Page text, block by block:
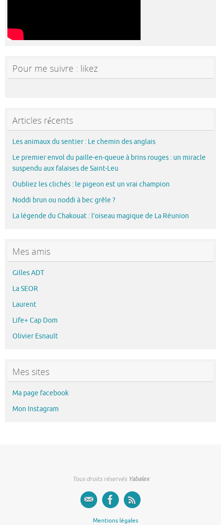
Pour me suivre : likez
Articles récents
Les animaux du sentier : Le chemin des anglais
Le premier envol du paille-en-queue à brins rouges : un miracle
suspendu aux falaises de Saint-Leu
Oubliez les clichés : le pigeon est un vrai champion
Noddi brun ou noddi à bec grêle ?
La légende du Chakouat : l’oiseau magique de La Réunion
Mes amis
Gilles ADT
La SEOR
Laurent
Life+ Cap Dom
Olivier Esnault
Mes sites
Ma page facebook
Mon Instagram
Tous droits réservés Yabalex
Mentions légales